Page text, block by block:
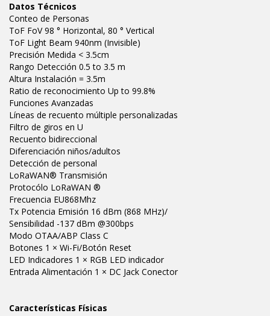
Datos Técnicos
Conteo de Personas
ToF FoV 98 ° Horizontal, 80 ° Vertical
ToF Light Beam 940nm (Invisible)
Precisión Medida < 3.5cm
Rango Detección 0.5 to 3.5 m
Altura Instalación = 3.5m
Ratio de reconocimiento Up to 99.8%
Funciones Avanzadas
Líneas de recuento múltiple personalizadas
Filtro de giros en U
Recuento bidireccional
Diferenciación niños/adultos
Detección de personal
LoRaWAN® Transmisión
Protocólo LoRaWAN ®
Frecuencia EU868Mhz
Tx Potencia Emisión 16 dBm (868 MHz)/
Sensibilidad -137 dBm @300bps
Modo OTAA/ABP Class C
Botones 1 × Wi-Fi/Botón Reset
LED Indicadores 1 × RGB LED indicador
Entrada Alimentación 1 × DC Jack Conector
Características Físicas